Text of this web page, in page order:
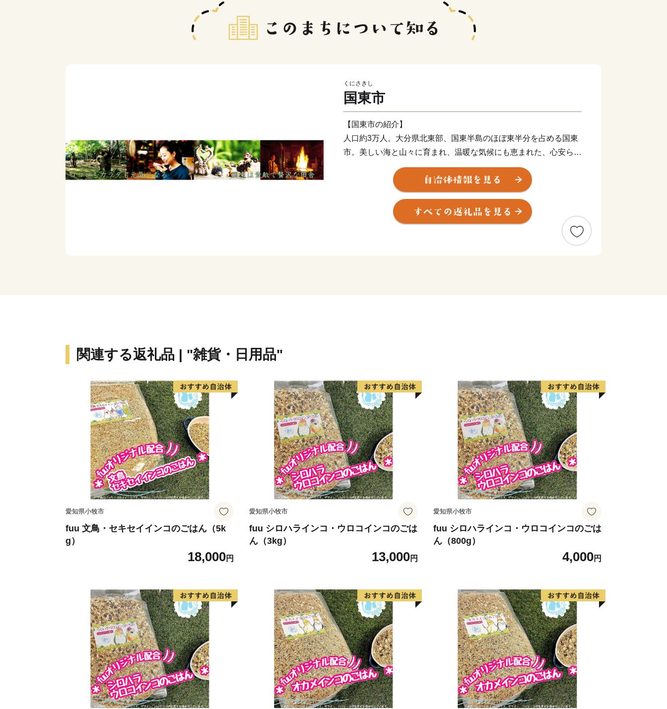
くにさきし
国東市
【国東市の紹介】
人口約3万人。大分県北東部、国東半島のほぼ東半分を占める国東
市。美しい海と山々に育まれ、温暖な気候にも恵まれた、心安らぐ
癒しの郷。神仏習合の六郷満山文化が発展し、数多く寺院や石仏な
どが現存することから、「仏の里くにさき」と呼ばれています。そ
して、やはり一番の自慢は、半島ならではの豊かな自然が生み出
す、豊富な食材！海の幸・山の幸、あらゆる旬の幸を日々堪能でき
もし返信がない場合はアドレス誤りやサーバー障害などの理由でメ
ールが届いていない可能性がありますので、お手数をおかけします
が、再度メールしていただくかお電話等にてお問い合わせください
ますようお願いいたします。
国東市ふるさと納税推進係
アドレス：furusatonozei@city.kunisaki.lg.jp
TEL：0978-72-5175
FAX：0978-72-5182
関連する返礼品 | "雑貨・日用品"
愛知県小牧市
fuu 文鳥・セキセイインコのごはん（5k
g）
18,000円
愛知県小牧市
fuu シロハラインコ・ウロコインコのごは
ん（3kg）
13,000円
愛知県小牧市
fuu シロハラインコ・ウロコインコのごは
ん（800g）
4,000円